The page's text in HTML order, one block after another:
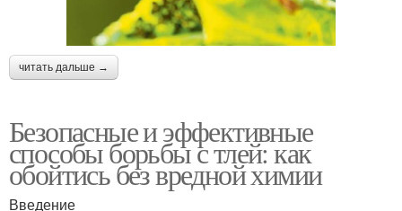
читать дальше →
Безопасные и эффективные
способы борьбы с тлей: как
обойтись без вредной химии
Введение